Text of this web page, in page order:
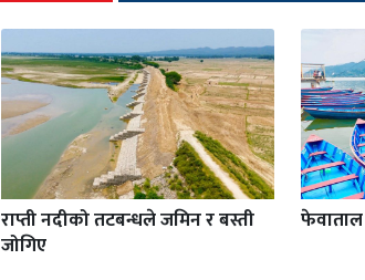
राप्ती नदीको तटबन्धले जमिन र बस्ती
जोगिए
फेवाताल